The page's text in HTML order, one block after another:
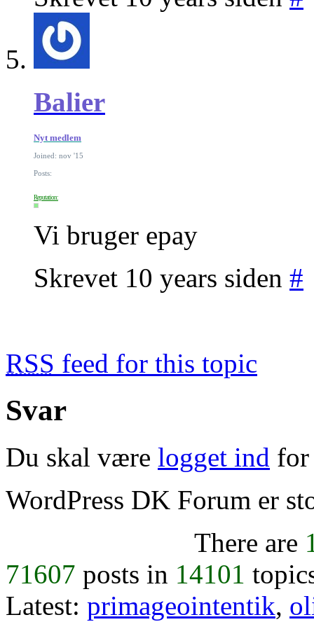
Balier
Nyt medlem
Joined: nov '15
Posts:
Reputation:
Vi bruger epay
Skrevet 10 years siden #
RSS feed for this topic
Svar
Du skal være logget ind for
WordPress DK Forum er
There are
71607 posts in 14101
Latest: primageointentik,